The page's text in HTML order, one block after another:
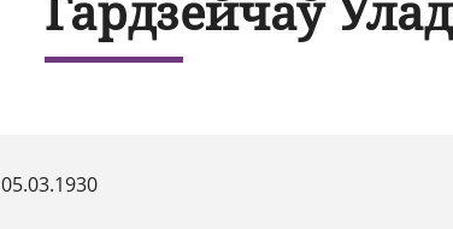
05.03.1930